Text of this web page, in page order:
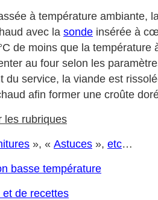
à température ambiante,
avec la sonde insérée à
de moins que la
au four selon les
du service, la viande est
afin former une croûte
les rubriques
», « Astuces », etc…
basse température
de recettes